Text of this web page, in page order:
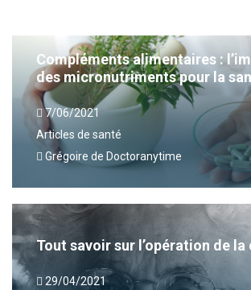
Compléments alimentaires :
des micronutriments pour la
7/06/2021
Articles de santé
Grégoire de Doctoranytime
Tout savoir sur l’opération de
29/04/2021